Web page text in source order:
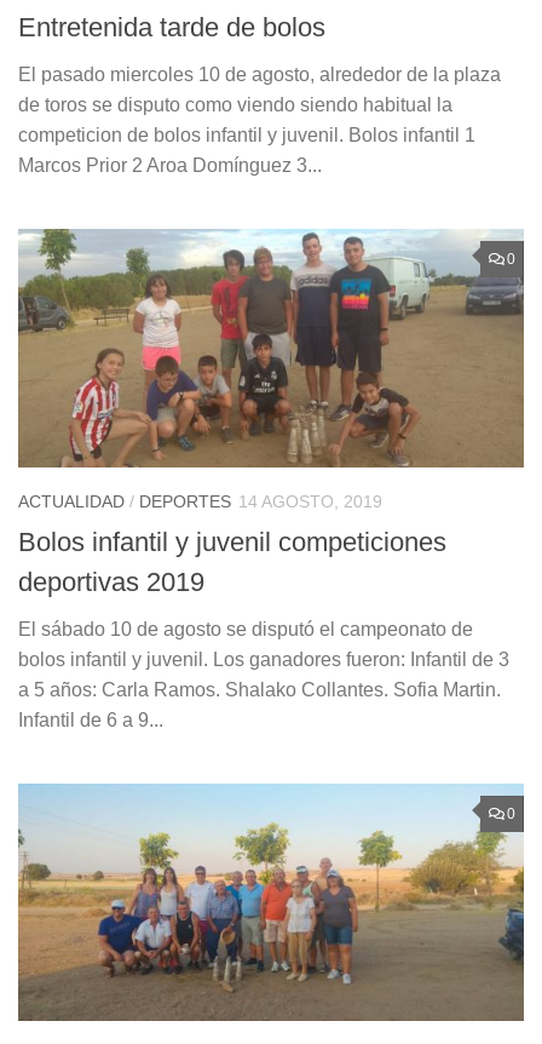
Entretenida tarde de bolos
El pasado miercoles 10 de agosto, alrededor de la plaza
de toros se disputo como viendo siendo habitual la
competicion de bolos infantil y juvenil. Bolos infantil 1
Marcos Prior 2 Aroa Domínguez 3...
0
ACTUALIDAD / DEPORTES 14 AGOSTO, 2019
Bolos infantil y juvenil competiciones
deportivas 2019
El sábado 10 de agosto se disputó el campeonato de
bolos infantil y juvenil. Los ganadores fueron: Infantil de 3
a 5 años: Carla Ramos. Shalako Collantes. Sofia Martin.
Infantil de 6 a 9...
0